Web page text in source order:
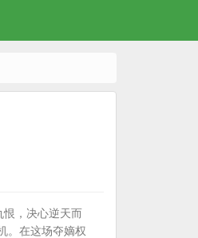
，决心逆天而
。在这场夺嫡权